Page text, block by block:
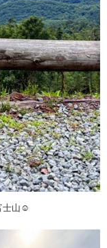
士山☺️